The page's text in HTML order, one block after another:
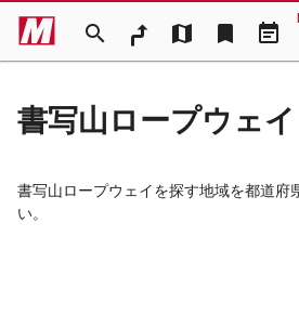
search map bookmark event_note
書写山ロープウェイ
書写山ロープウェイを探す地域を都道府
い。